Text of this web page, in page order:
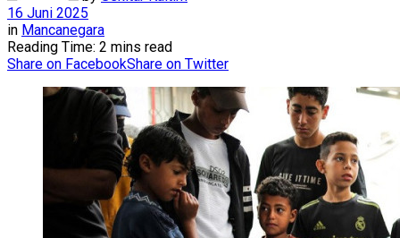
16 Juni 2025
in Mancanegara
Reading Time: 2 mins read
Share on FacebookShare on Twitter